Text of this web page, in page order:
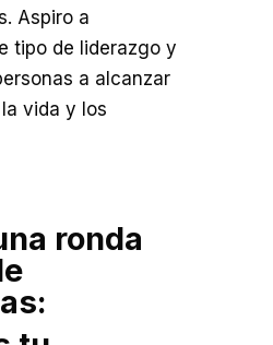
Aspiro a
tipo de liderazgo y
a alcanzar
vida y los
ronda